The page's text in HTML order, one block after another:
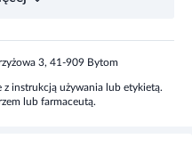
3, 41-909 Bytom
instrukcją używania lub etykietą.
lub farmaceutą.